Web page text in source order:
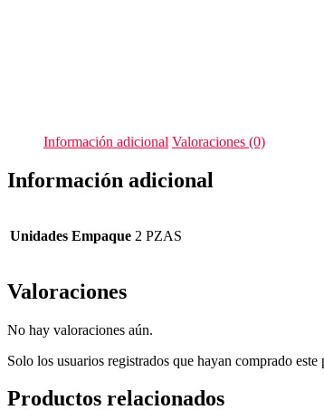
Información adicional Valoraciones (0)
Información adicional
Unidades Empaque 2 PZAS
Valoraciones
No hay valoraciones aún.
Solo los usuarios registrados que hayan comprado
Productos relacionados